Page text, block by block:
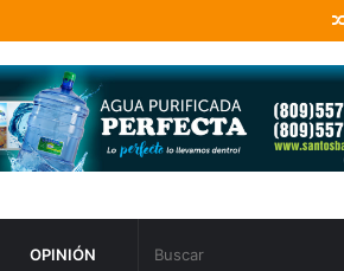
OPINIÓN